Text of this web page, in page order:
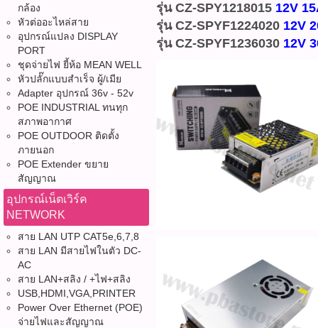
กล้อง
หัวต่ออะไหล่สาย
อุปกรณ์แปลง DISPLAY
PORT
ชุดจ่ายไฟ ยี้ห้อ MEAN WELL
หัวปลั๊กแบบสำเร็จ ผู้/เมีย
Adapter อุปกรณ์ 36v - 52v
POE INDUSTRIAL ทนทุก
สภาพอากาศ
POE OUTDOOR ติดตั้ง
ภายนอก
POE Extender ขยาย
สัญญาณ
อุปกรณ์เน็ตเวิร์ค
NETWORK
สาย LAN UTP CAT5e,6,7,8
สาย LAN มีสายไฟในตัว DC-
AC
สาย LAN+สลิง / +ไฟ+สลิง
USB,HDMI,VGA,PRINTER
Power Over Ethernet (POE)
จ่ายไฟและสัญญาณ
รุ่น CZ-SPY1218015 12V
รุ่น CZ-SPYF1224020 12V
รุ่น CZ-SPYF1236030 12V